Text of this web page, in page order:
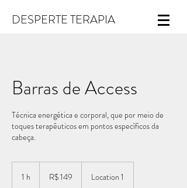
DESPERTE TERAPIA
Barras de Access
Técnica energética e corporal, que por meio de
toques terapêuticos em pontos específicos da
cabeça.
1 h
brasileiros
R$ 149 Location 1